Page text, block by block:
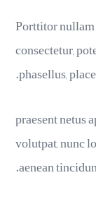
Porttitor
consectetur,
phasellus,
praesent netus
volutpat, nunc
aenean